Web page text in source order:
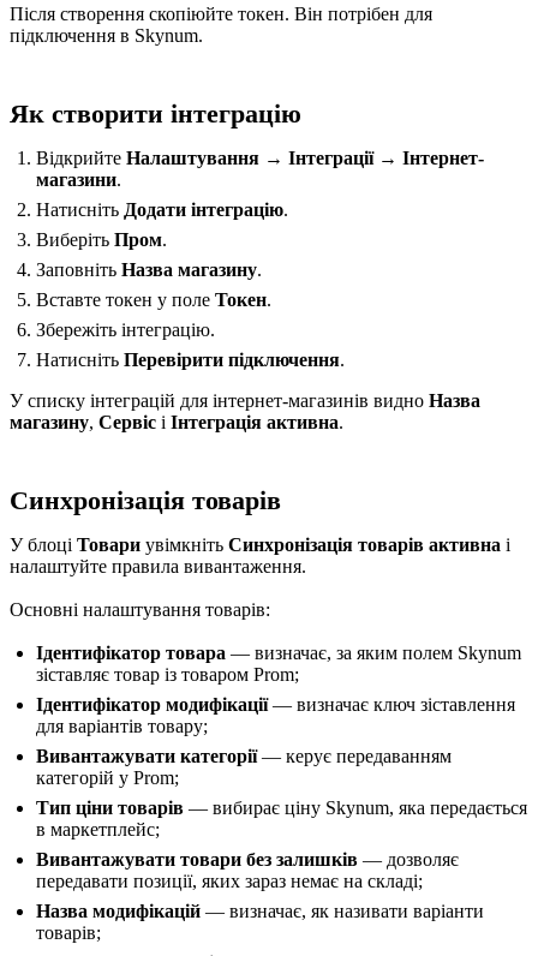
Після створення скопіюйте токен. Він потрібен для
підключення в Skynum.
Як створити інтеграцію
Відкрийте Налаштування → Інтеграції → Інтернет-
магазини.
Натисніть Додати інтеграцію.
Виберіть Пром.
Заповніть Назва магазину.
Вставте токен у поле Токен.
Збережіть інтеграцію.
Натисніть Перевірити підключення.
У списку інтеграцій для інтернет-магазинів видно Назва
магазину, Сервіс і Інтеграція активна.
Синхронізація товарів
У блоці Товари увімкніть Синхронізація товарів активна і
налаштуйте правила вивантаження.
Основні налаштування товарів:
Ідентифікатор товара — визначає, за яким полем Skynum
зіставляє товар із товаром Prom;
Ідентифікатор модифікації— визначає ключ зіставлення
для варіантів товару;
Вивантажувати категорії— керує передаванням
категорій у Prom;
Тип ціни товарів— вибирає ціну Skynum, яка передається
в маркетплейс;
Вивантажувати товари без залишків— дозволяє
передавати позиції, яких зараз немає на складі;
Назва модифікацій— визначає, як називати варіанти
товарів;